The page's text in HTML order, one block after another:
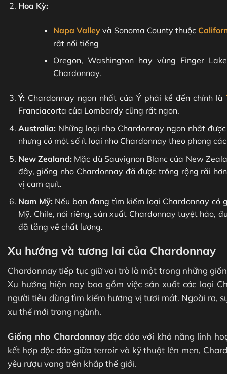
Hoa Kỳ:
Napa Valleyvà Sonoma County thuộc
rất nổi tiếng
Oregon, Washington hay vùng Finger
Chardonnay.
Ý: Chardonnay ngon nhất của Ý phải kể đến chính là
Franciacorta của Lombardy cũng rất ngon.
Australia: Những loại nho Chardonnay ngon nhất
nhưng có một số ít loại nho Chardonnay theo phong
New Zealand: Mặc dù Sauvignon Blanc của New
đây, giống nho Chardonnay đã được trồng rộng rãi
vị cam quít.
Nam Mỹ: Nếu bạn đang tìm kiếm loại Chardonnay
Mỹ. Chile, nói riêng, sản xuất Chardonnay tuyệt hảo,
đã tăng về chất lượng.
Xu hướng và tương lai của Chardonnay
Chardonnay tiếp tục giữ vai trò là một trong những
Xu hướng hiện nay bao gồm việc sản xuất các loại
người tiêu dùng tìm kiếm hương vị tươi mát. Ngoài ra,
xu thế mới trong ngành.
Giống nho Chardonnayđộc đáo với khả năng linh
kết hợp độc đáo giữa terroir và kỹ thuật lên men,
yêu rượu vang trên khắp thế giới.